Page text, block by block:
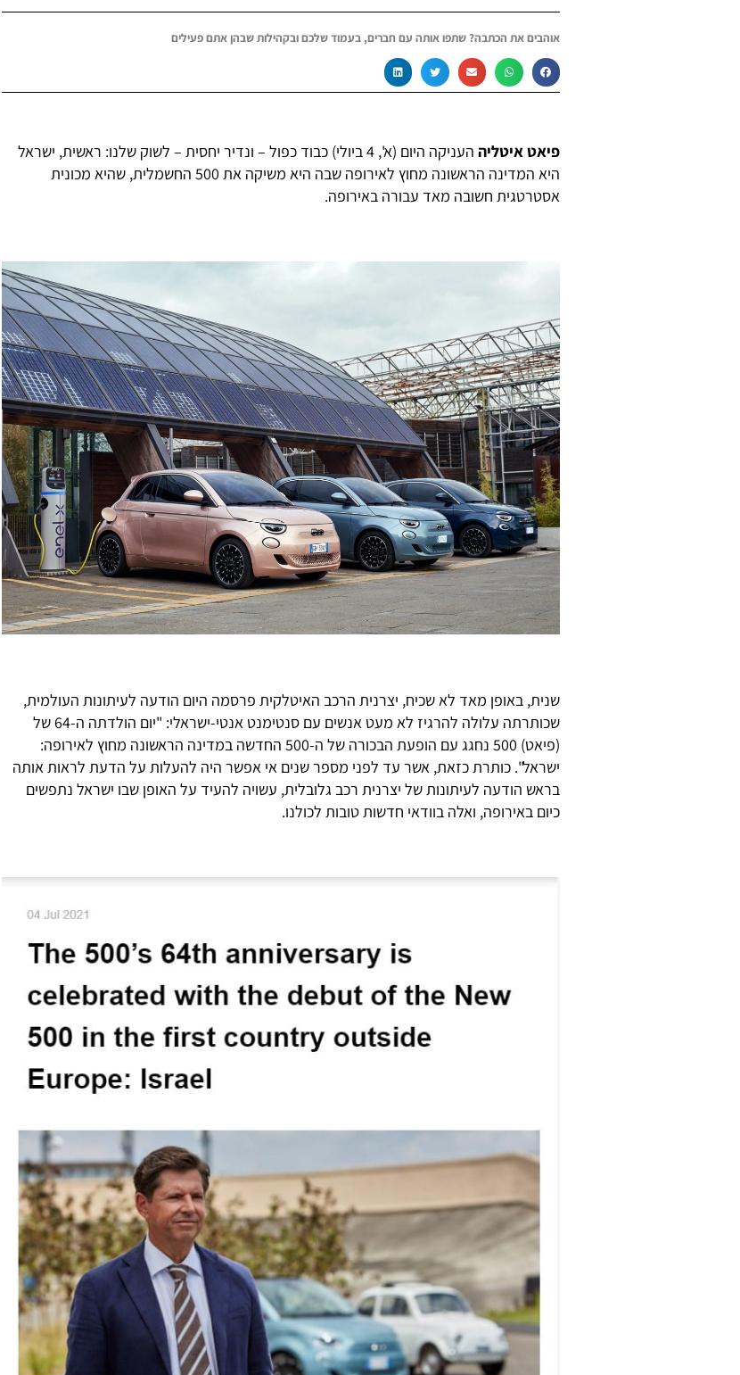
אוהבים את הכתבה? שתפו אותה עם חברים, בעמוד שלכם ובקהילות שבהן אתם פעילים
פיאט איטליה
העניקה היום (א', 4 ביולי) כבוד כפול – ונדיר יחסית – לשוק שלנו: ראשית, ישראל
היא המדינה הראשונה מחוץ לאירופה שבה היא משיקה את 500 החשמלית, שהיא מכונית
אסטרטגית חשובה מאד עבורה באירופה.
שנית, באופן מאד לא שכיח, יצרנית הרכב האיטלקית פרסמה היום הודעה לעיתונות העולמית,
שכותרתה עלולה להרגיז לא מעט אנשים עם סנטימנט אנטי-ישראלי: "יום הולדתה ה-64 של
(פיאט) 500 נחגג עם הופעת הבכורה של ה-500 החדשה במדינה הראשונה מחוץ לאירופה:
ישראל". כותרת כזאת, אשר עד לפני מספר שנים אי אפשר היה להעלות על הדעת לראות אותה
בראש הודעה לעיתונות של יצרנית רכב גלובלית, עשויה להעיד על האופן שבו ישראל נתפשים
כיום באירופה, ואלה בוודאי חדשות טובות לכולנו.